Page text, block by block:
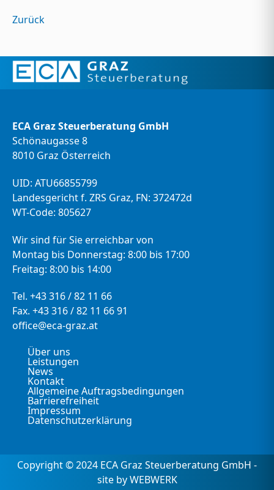
Zurück
ECA Graz Steuerberatung GmbH
Schönaugasse 8
8010 Graz Österreich
UID: ATU66855799
Landesgericht f. ZRS Graz, FN: 372472d
WT-Code: 805627
Wir sind für Sie erreichbar von
Montag bis Donnerstag: 8:00 bis 17:00
Freitag: 8:00 bis 14:00
Tel. +43 316 / 82 11 66
Fax. +43 316 / 82 11 66 91
office@eca-graz.at
Über uns
Leistungen
News
Kontakt
Allgemeine Auftragsbedingungen
Barrierefreiheit
Impressum
Datenschutzerklärung
Copyright © 2024 ECA Graz Steuerberatung GmbH -
site by WEBWERK